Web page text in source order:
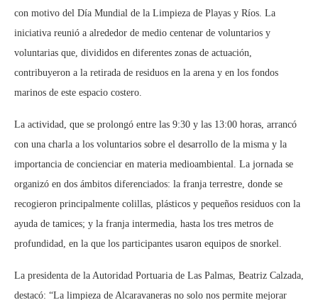
con motivo del Día Mundial de la Limpieza de Playas y Ríos. La
iniciativa reunió a alrededor de medio centenar de voluntarios y
voluntarias que, divididos en diferentes zonas de actuación,
contribuyeron a la retirada de residuos en la arena y en los fondos
marinos de este espacio costero.
La actividad, que se prolongó entre las 9:30 y las 13:00 horas, arrancó
con una charla a los voluntarios sobre el desarrollo de la misma y la
importancia de concienciar en materia medioambiental. La jornada se
organizó en dos ámbitos diferenciados: la franja terrestre, donde se
recogieron principalmente colillas, plásticos y pequeños residuos con la
ayuda de tamices; y la franja intermedia, hasta los tres metros de
profundidad, en la que los participantes usaron equipos de snorkel.
La presidenta de la Autoridad Portuaria de Las Palmas, Beatriz Calzada,
destacó: “La limpieza de Alcaravaneras no solo nos permite mejorar